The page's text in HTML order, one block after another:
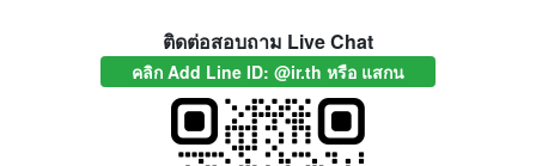
ติดต่อสอบถาม Live Chat
คลิก Add Line ID: @ir.th หรือ แสกน